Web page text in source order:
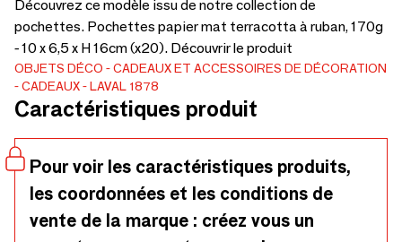
Découvrez ce modèle issu de notre collection de
pochettes. Pochettes papier mat terracotta à ruban, 170g
- 10 x 6,5 x H 16cm (x20). Découvrir le produit
OBJETS DÉCO
CADEAUX ET ACCESSOIRES DE DÉCORATION
CADEAUX
LAVAL 1878
Caractéristiques produit
Pour voir les caractéristiques produits,
les coordonnées et les conditions de
vente de la marque : créez vous un